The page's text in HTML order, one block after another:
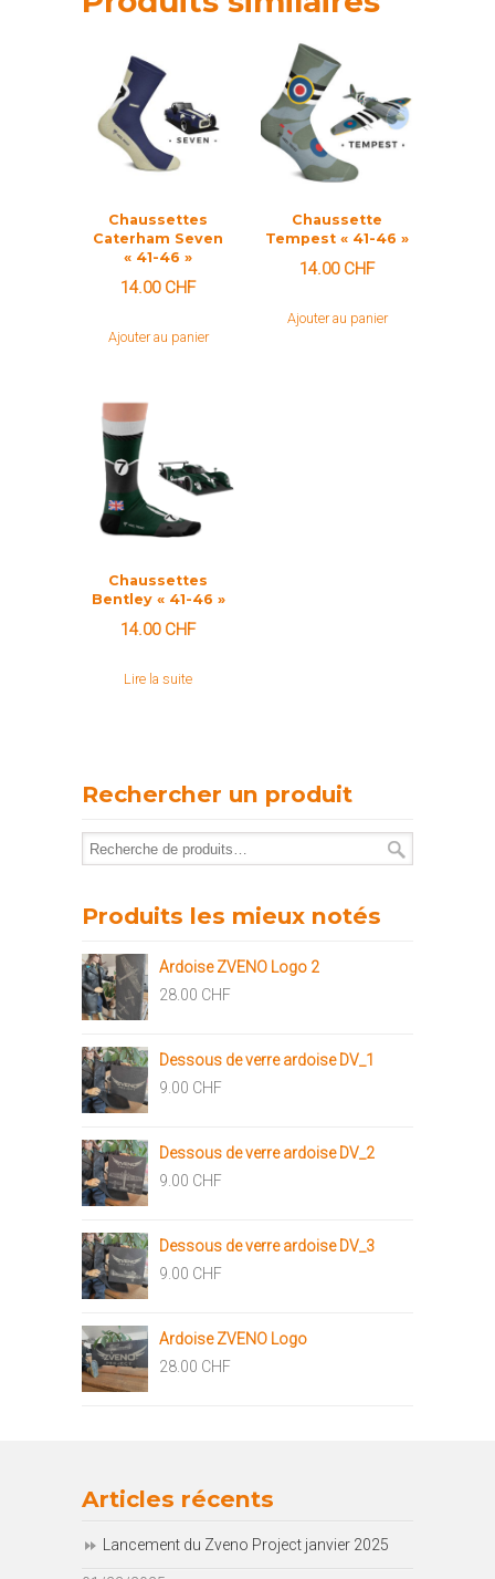
Chaussettes
Caterham Seven
« 41-46 »
14.00 CHF
Ajouter au panier
Chaussette
Tempest « 41-46 »
14.00 CHF
Ajouter au panier
Chaussettes
Bentley « 41-46 »
14.00 CHF
Lire la suite
Rechercher un produit
Produits les mieux notés
Ardoise ZVENO Logo 2
28.00 CHF
Dessous de verre ardoise DV_1
9.00 CHF
Dessous de verre ardoise DV_2
9.00 CHF
Dessous de verre ardoise DV_3
9.00 CHF
Ardoise ZVENO Logo
28.00 CHF
Articles récents
Lancement du Zveno Project janvier 2025